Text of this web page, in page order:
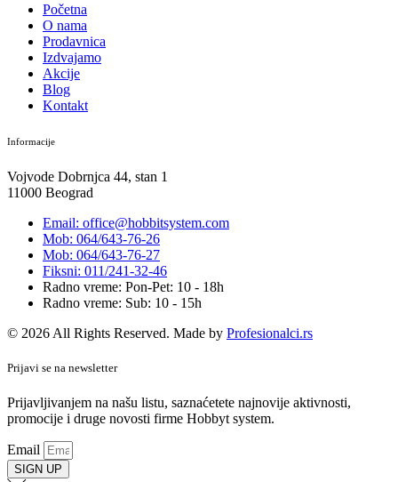
Početna
O nama
Prodavnica
Izdvajamo
Akcije
Blog
Kontakt
Informacije
Vojvode Dobrnjca 44, stan 1
11000 Beograd
Email: office@hobbitsystem.com
Mob: 064/643-76-26
Mob: 064/643-76-27
Fiksni: 011/241-32-46
Radno vreme: Pon-Pet: 10 - 18h
Radno vreme: Sub: 10 - 15h
© 2026 All Rights Reserved. Made by Profesionalci.rs
Prijavi se na newsletter
Prijavljivanjem na našu listu, saznaćetete najnovije aktivnosti,
promocije i druge novosti firme Hobbyt system.
Email
SIGN UP